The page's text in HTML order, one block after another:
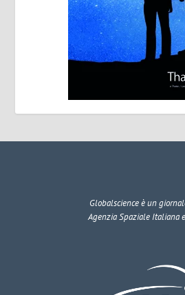
Globalscienceè un
Agenzia Spaziale Italiana